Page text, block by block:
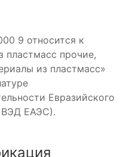
9 относится к
пластмасс прочие,
из пластмасс»
Евразийского
ВЭД ЕАЭС).